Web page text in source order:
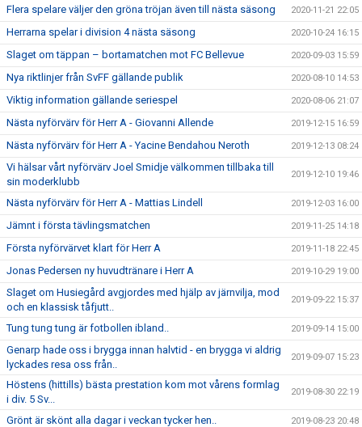
Flera spelare väljer den gröna tröjan även till nästa säsong 2020-11-21 22:05
Herrarna spelar i division 4 nästa säsong 2020-10-24 16:15
Slaget om täppan – bortamatchen mot FC Bellevue 2020-09-03 15:59
Nya riktlinjer från SvFF gällande publik 2020-08-10 14:53
Viktig information gällande seriespel 2020-08-06 21:07
Nästa nyförvärv för Herr A - Giovanni Allende 2019-12-15 16:59
Nästa nyförvärv för Herr A - Yacine Bendahou Neroth 2019-12-13 08:24
Vi hälsar vårt nyförvärv Joel Smidje välkommen tillbaka till
sin moderklubb
2019-12-10 19:46
Nästa nyförvärv för Herr A - Mattias Lindell 2019-12-03 16:00
Jämnt i första tävlingsmatchen 2019-11-25 14:18
Första nyförvärvet klart för Herr A 2019-11-18 22:45
Jonas Pedersen ny huvudtränare i Herr A 2019-10-29 19:00
Slaget om Husiegård avgjordes med hjälp av järnvilja, mod
och en klassisk tåfjutt..
2019-09-22 15:37
Tung tung tung är fotbollen ibland.. 2019-09-14 15:00
Genarp hade oss i brygga innan halvtid - en brygga vi aldrig
lyckades resa oss från..
2019-09-07 15:23
Höstens (hittills) bästa prestation kom mot vårens formlag
i div. 5 Sv...
2019-08-30 22:19
Grönt är skönt alla dagar i veckan tycker hen.. 2019-08-23 20:48